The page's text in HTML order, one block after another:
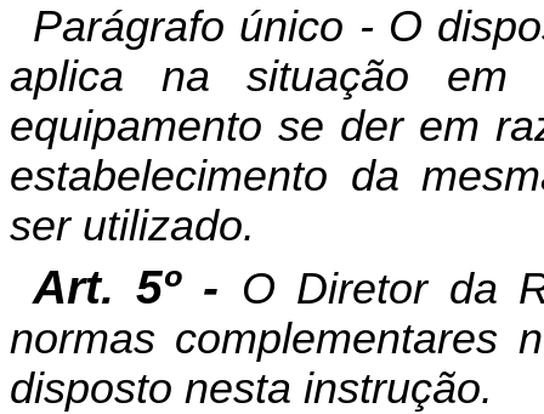
Parágrafo único - O
aplica na situação
equipamento se der em
estabelecimento da
ser utilizado.
Art. 5º - O Diretor da
normas complementares
disposto nesta instrução.